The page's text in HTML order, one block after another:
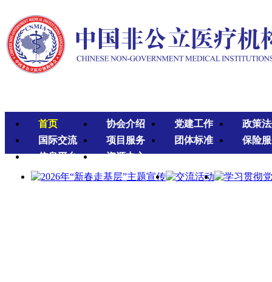
首页 协会介绍 党建工作
政策
国际交流
项目服务 团体标准
保险
信息平台
资源中心